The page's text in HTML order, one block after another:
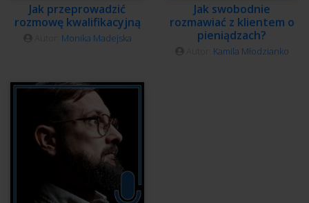
Jak przeprowadzić
rozmowę kwalifikacyjną
Monika Madejska
Jak swobodnie
rozmawiać z klientem o
pieniądzach?
Kamila Młodzianko